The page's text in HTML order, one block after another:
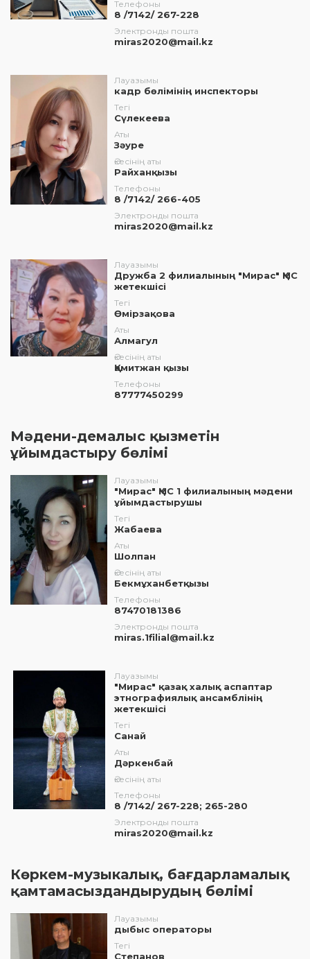
Телефоны
8 /7142/ 267-228
Электронды пошта
miras2020@mail.kz
Лауазымы
кадр бөлімінің инспекторы
Тегі
Сүлекеева
Аты
Зәуре
Әкесінің аты
Райханқызы
Телефоны
8 /7142/ 266-405
Электронды пошта
miras2020@mail.kz
Лауазымы
Дружба 2 филиалының "Мирас" ҚМС
жетекшісі
Тегі
Өмірзақова
Аты
Алмагул
Әкесінің аты
Қамитжан қызы
Телефоны
87777450299
Мәдени-демалыс қызметін
ұйымдастыру бөлімі
Лауазымы
"Мирас" ҚМС 1 филиалының мәдени
ұйымдастырушы
Тегі
Жабаева
Аты
Шолпан
Әкесінің аты
Бекмұханбетқызы
Телефоны
87470181386
Электронды пошта
miras.1filial@mail.kz
Лауазымы
"Мирас" қазақ халық аспаптар
этнографиялық ансамблінің
жетекшісі
Тегі
Санай
Аты
Дәркенбай
Әкесінің аты
Телефоны
8 /7142/ 267-228; 265-280
Электронды пошта
miras2020@mail.kz
Көркем-музыкалық, бағдарламалық
қамтамасыздандырудың бөлімі
Лауазымы
дыбыс операторы
Тегі
Степанов